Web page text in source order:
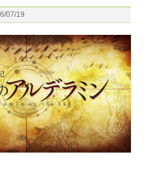
07/19